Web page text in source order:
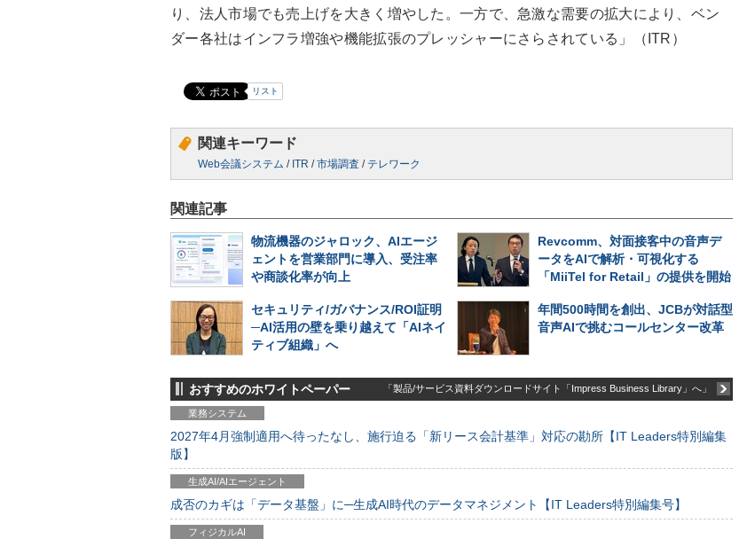
り、法人市場でも売上げを大きく増やした。一方で、急激な需要の拡大により、ベン
ダー各社はインフラ増強や機能拡張のプレッシャーにさらされている」（ITR）
リスト
関連キーワード
Web会議システム / ITR /市場調査 / テレワーク
関連記事
物流機器のジャロック、AIエージ
ェントを営業部門に導入、受注率
や商談化率が向上
Revcomm、対面接客中の音声デ
ータをAIで解析・可視化する
「MiiTel for Retail」の提供を開始
セキュリティ/ガバナンス/ROI証明
─AI活用の壁を乗り越えて「AIネイ
ティブ組織」へ
年間500時間を創出、JCBが対話型
音声AIで挑むコールセンター改革
おすすめのホワイトペーパー 「製品/サービス資料ダウンロードサイト「Impress Business Library」へ」
業務システム
2027年4月強制適用へ待ったなし、施行迫る「新リース会計基準」対応の勘所【IT Leaders特別編集
版】
生成AI/AIエージェント
成否のカギは「データ基盤」に─生成AI時代のデータマネジメント【IT Leaders特別編集号】
フィジカルAI